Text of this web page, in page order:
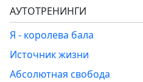
АУТОТРЕНИНГИ
Я - королева бала
Источник жизни
Абсолютная свобода